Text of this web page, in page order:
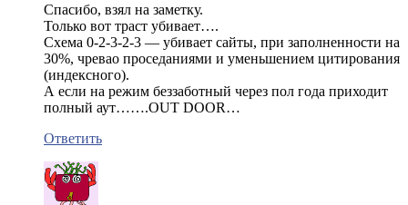
Спасибо, взял на заметку.
Только вот траст убивает….
Схема 0-2-3-2-3 — убивает сайты, при заполненности на
30%, чревао проседаниями и уменьшением цитирования
(индексного).
А если на режим беззаботный через пол года приходит
полный аут…….OUT DOOR…
Ответить